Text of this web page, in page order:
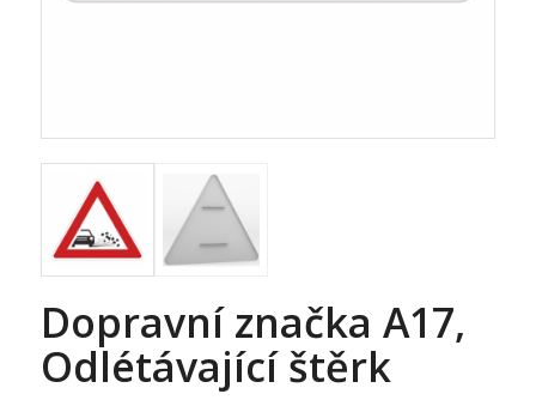
Dopravní značka A17,
Odlétávající štěrk